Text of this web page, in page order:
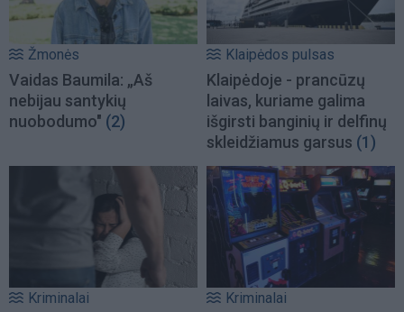
Žmonės
Vaidas Baumila: „Aš
nebijau santykių
nuobodumo" (2)
Klaipėdos pulsas
Klaipėdoje - prancūzų
laivas, kuriame galima
išgirsti banginių ir delfinų
skleidžiamus garsus (1)
Kriminalai Kriminalai